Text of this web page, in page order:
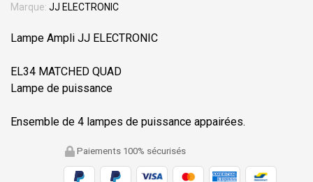
Marque: JJ ELECTRONIC
Lampe Ampli JJ ELECTRONIC
EL34 MATCHED QUAD
Lampe de puissance
Ensemble de 4 lampes de puissance appairées.
Paiements 100% sécurisés